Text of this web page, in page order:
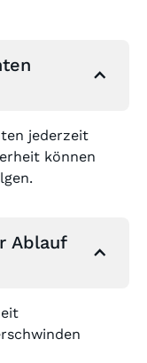
jederzeit
können
Ablauf